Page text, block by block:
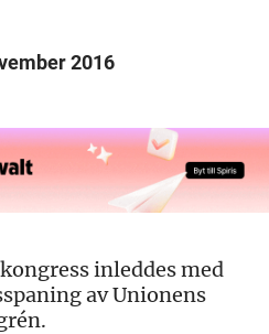
2016
inleddes med
av Unionens